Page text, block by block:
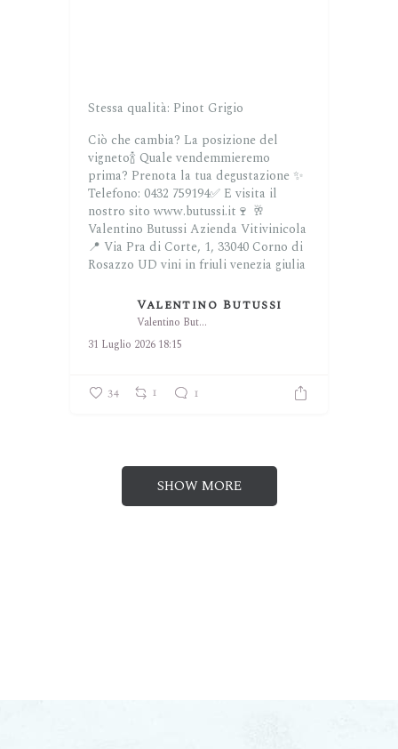
Stessa qualità: Pinot Grigio
Ciò che cambia? La posizione del
vigneto🍾 Quale vendemmieremo
prima? Prenota la tua degustazione ✨
Telefono: 0432 759194✅ E visita il
nostro sito www.butussi.it🍷 🥂
Valentino Butussi Azienda Vitivinicola
📍 Via Pra di Corte, 1, 33040 Corno di
Rosazzo UD vini in friuli venezia giulia
Valentino Butussi
Valentino Butussi
31 Luglio 2026 18:15
34 1 1
SHOW MORE